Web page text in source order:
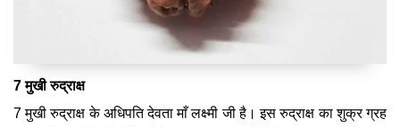
7 मुखी रुद्राक्ष
7 मुखी रुद्राक्ष के अधिपति देवता माँ लक्ष्मी जी है। इस रुद्राक्ष का शुक्र ग्रह